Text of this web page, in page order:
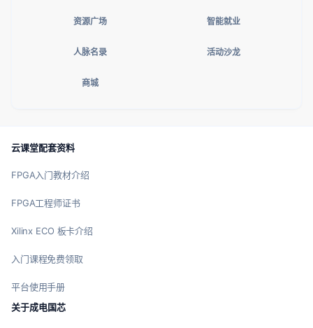
资源广场 智能就业
人脉名录 活动沙龙
商城
云课堂配套资料
FPGA入门教材介绍
FPGA工程师证书
Xilinx ECO 板卡介绍
入门课程免费领取
平台使用手册
关于成电国芯